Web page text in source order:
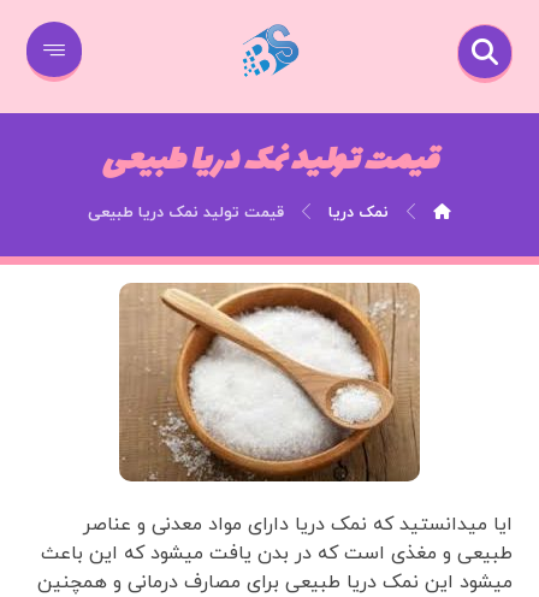
قیمت تولید نمک دریا طبیعی
نمک دریا قیمت تولید نمک دریا طبیعی
ایا میدانستید که نمک دریا دارای مواد معدنی و عناصر
طبیعی و مغذی است که در بدن یافت میشود که این باعث
میشود این نمک دریا طبیعی برای مصارف درمانی و همچنین